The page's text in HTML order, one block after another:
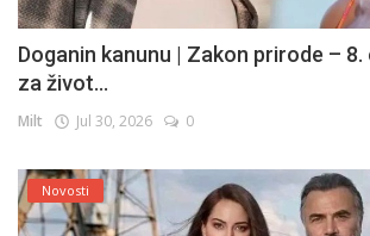
Doganin kanunu | Zakon prirode –
za život...
Milt Jul 30, 2026 0
Novosti